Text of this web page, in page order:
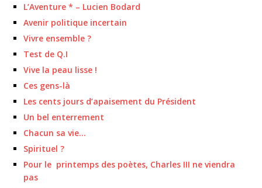
L’Aventure * – Lucien Bodard
Avenir politique incertain
Vivre ensemble ?
Test de Q.I
Vive la peau lisse !
Ces gens-là
Les cents jours d’apaisement du Président
Un bel enterrement
Chacun sa vie…
Spirituel ?
Pour le printemps des poètes, Charles III ne viendra
pas